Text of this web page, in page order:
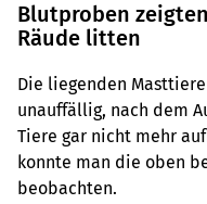
Blutproben
Räude litten
Die liegenden
unauffällig, nach dem
Tiere gar nicht mehr
konnte man die oben
beobachten.